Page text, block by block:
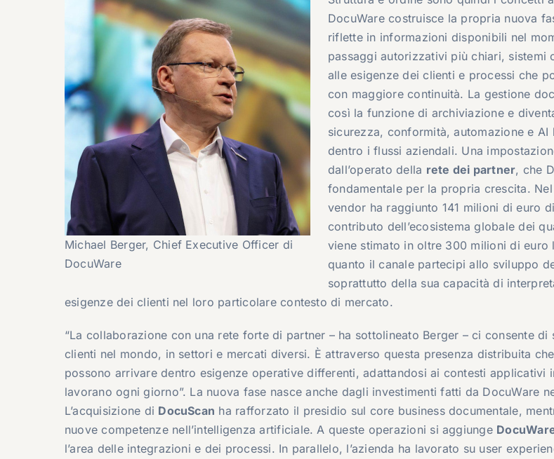
Michael Berger, Chief Executive Officer di
DocuWare
DocuWare costruisce la propria nuova
riflette in informazioni disponibili nel
passaggi autorizzativi più chiari, sistemi
alle esigenze dei clienti e processi che
con maggiore continuità. La gestione
così la funzione di archiviazione e
sicurezza, conformità, automazione e AI
dentro i flussi aziendali. Una
dall’operato della rete dei partner, che
fondamentale per la propria crescita.
vendor ha raggiunto 141 milioni di euro
contributo dell’ecosistema globale dei
viene stimato in oltre 300 milioni di euro
quanto il canale partecipi allo sviluppo
soprattutto della sua capacità di
esigenze dei clienti nel loro particolare contesto di mercato.
“La collaborazione con una rete forte di partner – ha sottolineato Berger – ci consente di
clienti nel mondo, in settori e mercati diversi. È attraverso questa presenza distribuita
possono arrivare dentro esigenze operative differenti, adattandosi ai contesti applicativi
lavorano ogni giorno”. La nuova fase nasce anche dagli investimenti fatti da DocuWare
L’acquisizione di DocuScan ha rafforzato il presidio sul core business documentale,
nuove competenze nell’intelligenza artificiale. A queste operazioni si aggiunge
l’area delle integrazioni e dei processi. In parallelo, l’azienda ha lavorato su user